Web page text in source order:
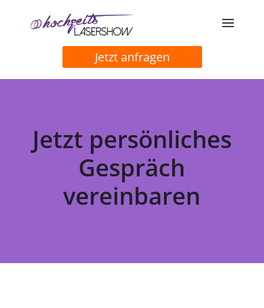
Jetzt anfragen
Jetzt persönliches
Gespräch
vereinbaren